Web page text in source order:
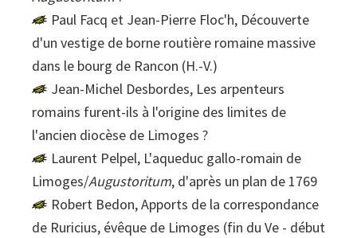
Paul Facq et Jean-Pierre Floc'h, Découverte
d'un vestige de borne routière romaine massive
dans le bourg de Rancon (H.-V.)
Jean-Michel Desbordes, Les arpenteurs
romains furent-ils à l'origine des limites de
l'ancien diocèse de Limoges ?
Laurent Pelpel, L'aqueduc gallo-romain de
Limoges/Augustoritum, d'après un plan de 1769
Robert Bedon, Apports de la correspondance
de Ruricius, évêque de Limoges (fin du Ve - début